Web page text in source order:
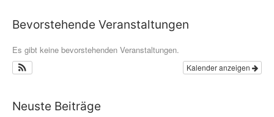
Bevorstehende Veranstaltungen
Es gibt keine bevorstehenden Veranstaltungen.
Kalender anzeigen
Neuste Beiträge